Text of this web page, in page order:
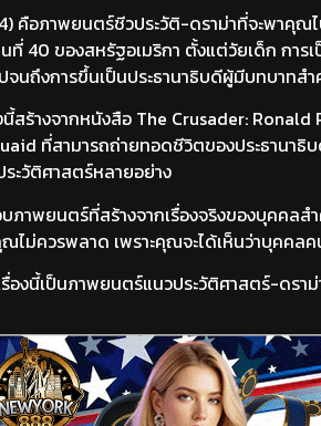
คือภาพยนตร์ชีวประวัติ-ดราม่าที่จะพาคุณ
ที่ 40 ของสหรัฐอเมริกา ตั้งแต่วัยเด็ก การ
จนถึงการขึ้นเป็นประธานาธิบดีผู้มีบทบาท
สร้างจากหนังสือ The Crusader:
ที่สามารถถ่ายทอดชีวิตของประธานาธิ
ะวัติศาสตร์หลายอย่าง
ภาพยนตร์ที่สร้างจากเรื่องจริงของบุคคล
ไม่ควรพลาด เพราะคุณจะได้เห็นว่าบุคคล
องนี้เป็นภาพยนตร์แนวประวัติศาสตร์-ดรา